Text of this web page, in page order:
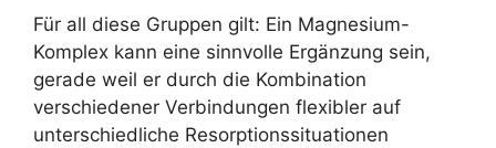
Für all diese Gruppen gilt: Ein Magnesium-
Komplex kann eine sinnvolle Ergänzung sein,
gerade weil er durch die Kombination
verschiedener Verbindungen flexibler auf
unterschiedliche Resorptionssituationen